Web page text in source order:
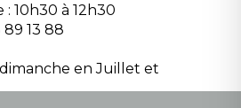
: 10h30 à 12h30
89 13 88
en Juillet et